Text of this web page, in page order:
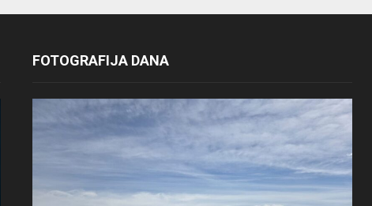
FOTOGRAFIJA DANA